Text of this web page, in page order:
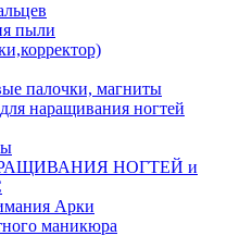
пыли
палочки, магниты
наращивания ногтей
НОГТЕЙ и
Арки
маникюра